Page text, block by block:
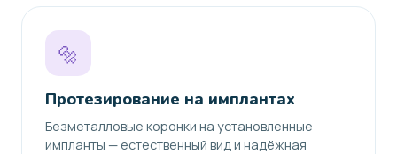
🔩
Протезирование на имплантах
Безметалловые коронки на установленные
импланты — естественный вид и надёжная